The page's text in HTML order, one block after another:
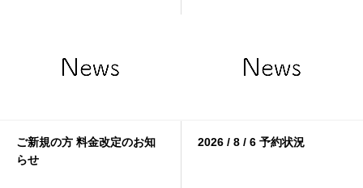
ご新規の方 料金改定のお知
らせ
2026 / 8 / 6 予約状況